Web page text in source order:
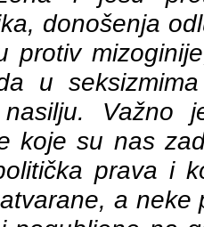
donošenja
protiv
u
nasilju. Važno
koje su nas
prava i
a neke